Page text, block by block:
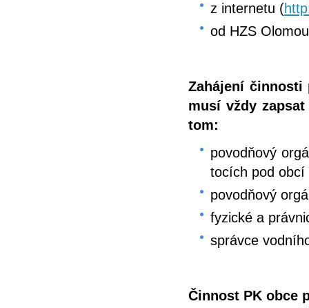
z internetu (
od HZS
Zahájení činnosti
musí vždy
tom:
povodňový
tocích pod obcí
povodňový
fyzické a
správce
Činnost PK obce